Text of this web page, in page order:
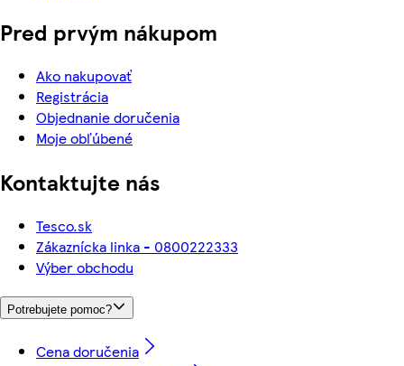
Pred prvým nákupom
Ako nakupovať
Registrácia
Objednanie doručenia
Moje obľúbené
Kontaktujte nás
Tesco.sk
Zákaznícka linka - 0800222333
Výber obchodu
Potrebujete pomoc?
Cena doručenia